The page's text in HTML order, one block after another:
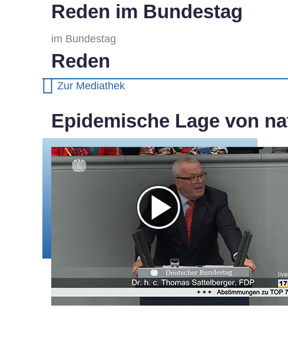
Reden im Bundestag
Zur Mediathek
im Bundestag
Reden
Epidemische Lage von